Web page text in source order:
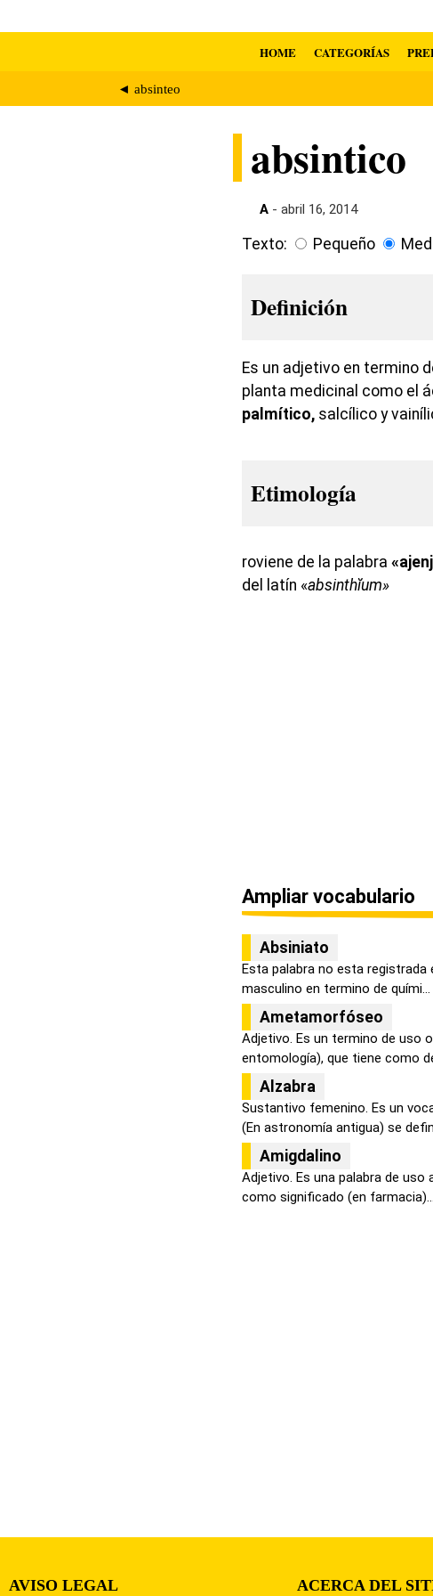
HOME CATEGORÍAS
◄ absinteo
absintico
A - abril 16, 2014
Texto: Pequeño
Definición
Es un adjetivo en termino
planta medicinal como el
palmítico, salcílico y
Etimología
roviene de la palabra
del latín «absinthĭum»
Ampliar vocabulario
Absiniato
Esta palabra no esta registrada
masculino en termino de quími...
Ametamorfóseo
Adjetivo. Es un termino de uso
entomología), que tiene como
Alzabra
Sustantivo femenino. Es un
(En astronomía antigua) se
Amigdalino
Adjetivo. Es una palabra de uso
como significado (en farmacia)...
AVISO LEGAL ACERCA DEL